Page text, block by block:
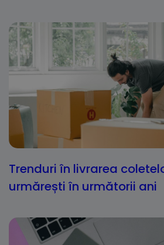
Trenduri în livrarea
urmărești în următorii ani